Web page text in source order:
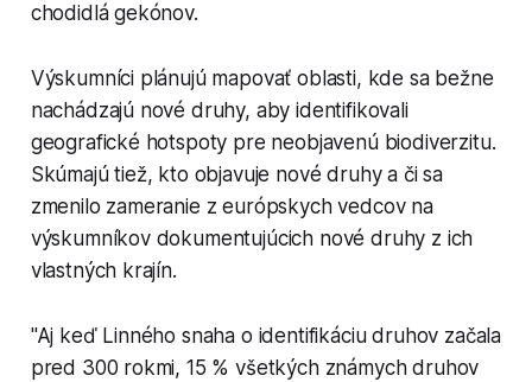
chodidlá gekónov.
Výskumníci plánujú mapovať oblasti, kde sa bežne
nachádzajú nové druhy, aby identifikovali
geografické hotspoty pre neobjavenú biodiverzitu.
Skúmajú tiež, kto objavuje nové druhy a či sa
zmenilo zameranie z európskych vedcov na
výskumníkov dokumentujúcich nové druhy z ich
vlastných krajín.
"Aj keď Linného snaha o identifikáciu druhov začala
pred 300 rokmi, 15 % všetkých známych druhov